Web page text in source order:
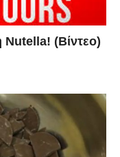
Nutella! (Βίντεο)